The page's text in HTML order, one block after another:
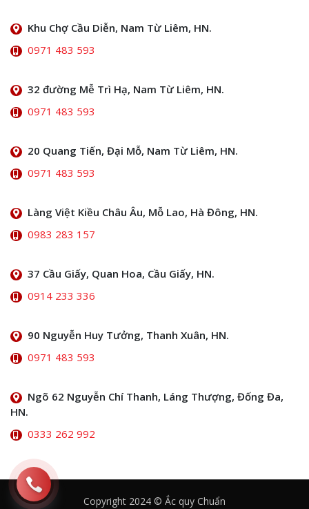
Khu Chợ Cầu Diễn, Nam Từ Liêm, HN.
0971 483 593
32 đường Mễ Trì Hạ, Nam Từ Liêm, HN.
0971 483 593
20 Quang Tiến, Đại Mỗ, Nam Từ Liêm, HN.
0971 483 593
Làng Việt Kiều Châu Âu, Mỗ Lao, Hà Đông, HN.
0983 283 157
37 Cầu Giấy, Quan Hoa, Cầu Giấy, HN.
0914 233 336
90 Nguyễn Huy Tưởng, Thanh Xuân, HN.
0971 483 593
Ngõ 62 Nguyễn Chí Thanh, Láng Thượng, Đống Đa,
HN.
0333 262 992
Copyright 2024 © Ắc quy Chuẩn